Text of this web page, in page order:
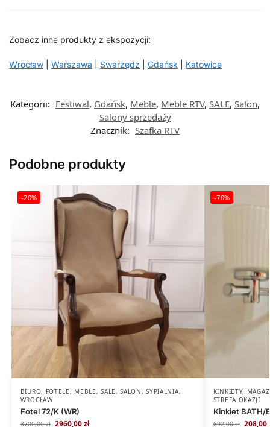
Zobacz inne produkty z ekspozycji:
Wrocław Warszawa Swarzędz Gdańsk Katowice
Kategorii: Festiwal, Gdańsk, Meble, Meble RTV, SALE, Salon,
Salony sprzedaży
Znacznik: Szafka RTV
Podobne produkty
-20%
BIURO, FOTELE, MEBLE,SALE,SALON,SYPIALNIA,
WROCŁAW
Fotel 72/K (WR)
3700,00zł 2960,00zł
-70%
KINKIETY,
STREFA OKAZJI
Kinkiet BATH/
692,00zł 208,00